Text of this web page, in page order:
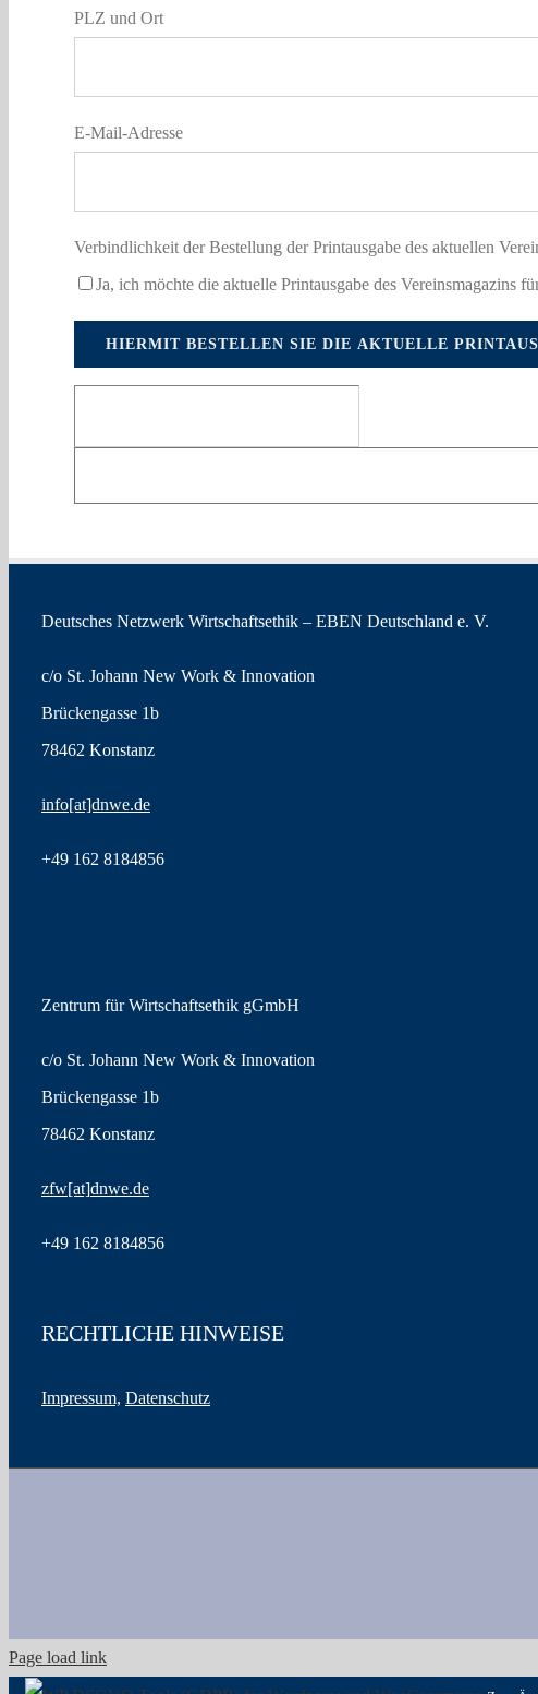
PLZ und Ort
E-Mail-Adresse
Verbindlichkeit der Bestellung der Printausgabe des aktuellen
Ja, ich möchte die aktuelle Printausgabe des Vereinsmagazins
Deutsches Netzwerk Wirtschaftsethik – EBEN Deutschland e. V.
c/o St. Johann New Work & Innovation
Brückengasse 1b
78462 Konstanz
info[at]dnwe.de
+49 162 8184856
Zentrum für Wirtschaftsethik gGmbH
c/o St. Johann New Work & Innovation
Brückengasse 1b
78462 Konstanz
zfw[at]dnwe.de
+49 162 8184856
RECHTLICHE HINWEISE
Impressum, Datenschutz
Page load link